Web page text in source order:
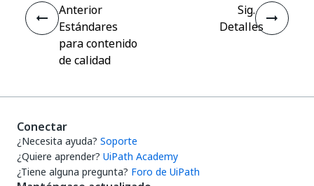
Anterior
Estándares
para contenido
de calidad
Sig.
Detalles
Conectar
¿Necesita ayuda? Soporte
¿Quiere aprender? UiPath Academy
¿Tiene alguna pregunta? Foro de UiPath